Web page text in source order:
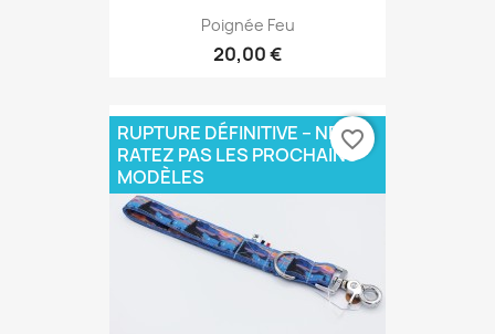
Poignée Feu
20,00 €
RUPTURE DÉFINITIVE – NE
RATEZ PAS LES PROCHAINS
MODÈLES
favorite_border